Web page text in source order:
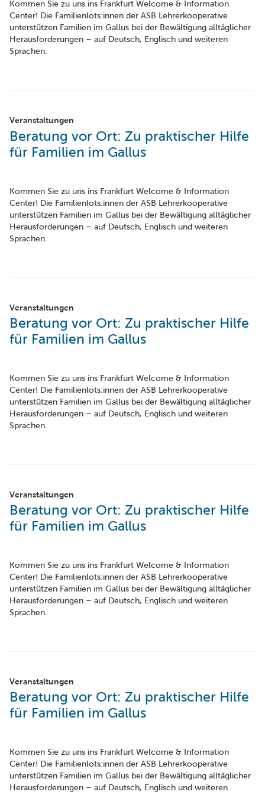
Kommen Sie zu uns ins Frankfurt Welcome & Information
Center! Die Familienlots:innen der ASB Lehrerkooperative
unterstützen Familien im Gallus bei der Bewältigung alltäglicher
Herausforderungen – auf Deutsch, Englisch und weiteren
Sprachen.
Veranstaltungen
Beratung vor Ort: Zu praktischer Hilfe
für Familien im Gallus
Kommen Sie zu uns ins Frankfurt Welcome & Information
Center! Die Familienlots:innen der ASB Lehrerkooperative
unterstützen Familien im Gallus bei der Bewältigung alltäglicher
Herausforderungen – auf Deutsch, Englisch und weiteren
Sprachen.
Veranstaltungen
Beratung vor Ort: Zu praktischer Hilfe
für Familien im Gallus
Kommen Sie zu uns ins Frankfurt Welcome & Information
Center! Die Familienlots:innen der ASB Lehrerkooperative
unterstützen Familien im Gallus bei der Bewältigung alltäglicher
Herausforderungen – auf Deutsch, Englisch und weiteren
Sprachen.
Veranstaltungen
Beratung vor Ort: Zu praktischer Hilfe
für Familien im Gallus
Kommen Sie zu uns ins Frankfurt Welcome & Information
Center! Die Familienlots:innen der ASB Lehrerkooperative
unterstützen Familien im Gallus bei der Bewältigung alltäglicher
Herausforderungen – auf Deutsch, Englisch und weiteren
Sprachen.
Veranstaltungen
Beratung vor Ort: Zu praktischer Hilfe
für Familien im Gallus
Kommen Sie zu uns ins Frankfurt Welcome & Information
Center! Die Familienlots:innen der ASB Lehrerkooperative
unterstützen Familien im Gallus bei der Bewältigung alltäglicher
Herausforderungen – auf Deutsch, Englisch und weiteren